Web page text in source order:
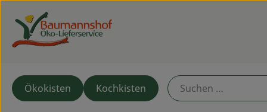
Ökokisten Kochkisten